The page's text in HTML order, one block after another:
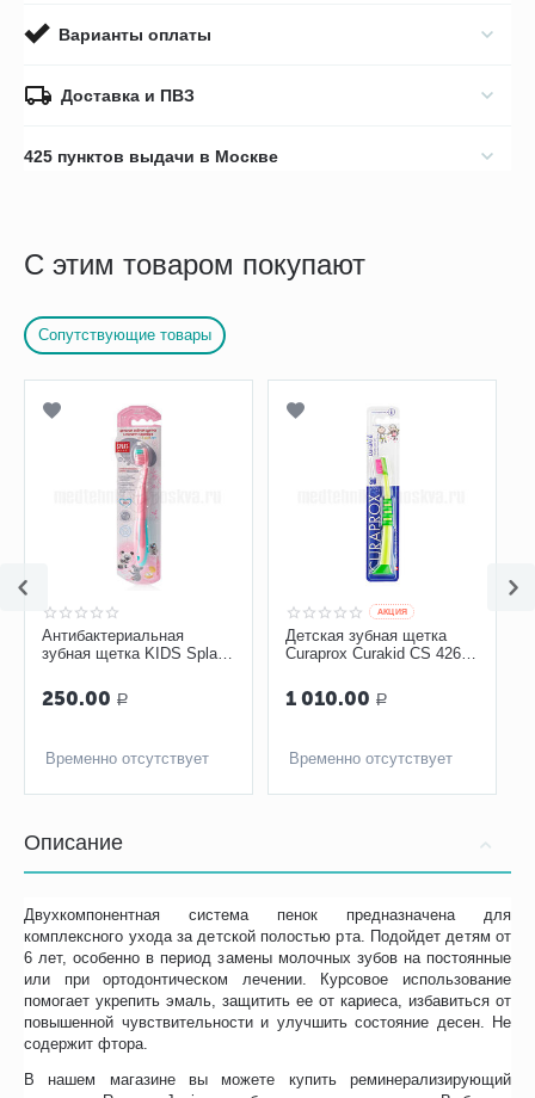
Варианты оплаты
Доставка и ПВЗ
425 пунктов выдачи в Москве
С этим товаром покупают
Сопутствующие товары
Антибактериальная
зубная щетка KIDS Splat
250.00 Р
Временно отсутствует
AКЦИЯ
Детская зубная щетка
Curaprox Curakid CS 4260
1 010.00 Р
Временно отсутствует
Описание
Двухкомпонентная система пенок предназначена для
комплексного ухода за детской полостью рта. Подойдет детям от
6 лет, особенно в период замены молочных зубов на постоянные
или при ортодонтическом лечении. Курсовое использование
помогает укрепить эмаль, защитить ее от кариеса, избавиться от
повышенной чувствительности и улучшить состояние десен. Не
содержит фтора.
В нашем магазине вы можете купить реминерализирующий